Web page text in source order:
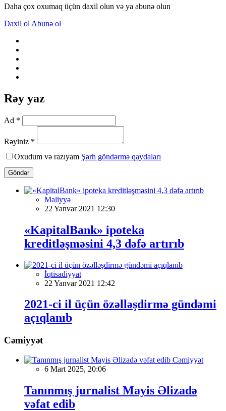
Daha çox oxumaq üçün daxil olun və ya abunə olun
Daxil ol Abunə ol
Rəy yaz
Ad *
Rəyiniz *
Oxudum və razıyam Şərh göndərmə qaydaları
Göndər
Maliyyə
22 Yanvar 2021 12:30
«KapitalBank» ipoteka
kreditləşməsini 4,3 dəfə artırıb
İqtisadiyyat
22 Yanvar 2021 12:42
2021-ci il üçün özəlləşdirmə gündəmi
açıqlanıb
Cəmiyyət
Cəmiyyət
6 Mart 2025, 20:06
Tanınmış jurnalist Mayis Əlizadə
vəfat edib